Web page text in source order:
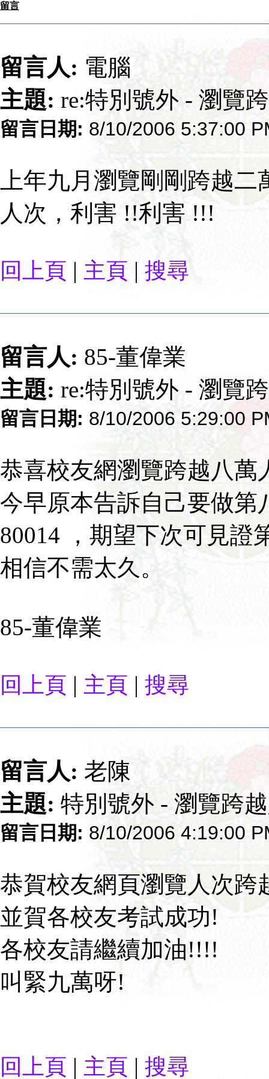
留言
留言人: 電腦
主題: re:特別號外 - 瀏覽
留言日期: 8/10/2006 5:37:00
上年九月瀏覽剛剛跨越
人次，利害 !!利害 !!!
回上頁 | 主頁 | 搜尋
留言人: 85-董偉業
主題: re:特別號外 - 瀏覽
留言日期: 8/10/2006 5:29:00
恭喜校友網瀏覽跨越八萬
今早原本告訴自己要做第
80014 ，期望下次可見證
相信不需太久。
85-董偉業
回上頁 | 主頁 | 搜尋
留言人: 老陳
主題: 特別號外 - 瀏覽跨
留言日期: 8/10/2006 4:19:00
恭賀校友網頁瀏覽人次跨
並賀各校友考試成功!
各校友請繼續加油!!!!
叫緊九萬呀!
回上頁 | 主頁 | 搜尋